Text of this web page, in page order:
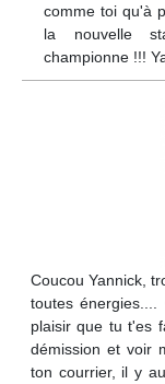
comme toi qu'à
la nouvelle
championne !!!
Coucou Yannick,
toutes
plaisir que tu t'es
démission et voir
ton courrier, il y